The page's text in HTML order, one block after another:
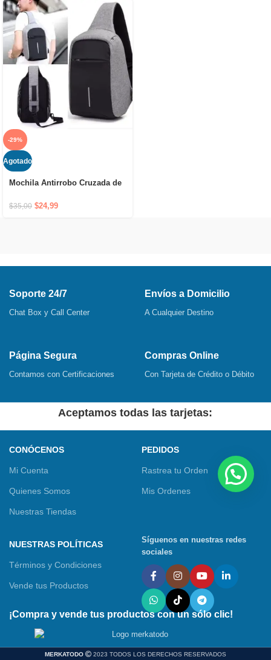
-29%
Agotado
Mochila Antirrobo Cruzada de
Puerto USB y Cierre Oculto
$35,00 $24,99
Soporte 24/7
Chat Box y Call Center
Envíos a Domicilio
A Cualquier Destino
Página Segura
Contamos con Certificaciones
Compras Online
Con Tarjeta de Crédito o Débito
Aceptamos todas las tarjetas:
CONÓCENOS
Mi Cuenta
Quienes Somos
Nuestras Tiendas
PEDIDOS
Rastrea tu Orden
Mis Ordenes
NUESTRAS POLÍTICAS
Términos y Condiciones
Vende tus Productos
Síguenos en nuestras redes
sociales
¡Compra y vende tus productos con un sólo clic!
MERKATODO 2023 TODOS LOS DERECHOS RESERVADOS